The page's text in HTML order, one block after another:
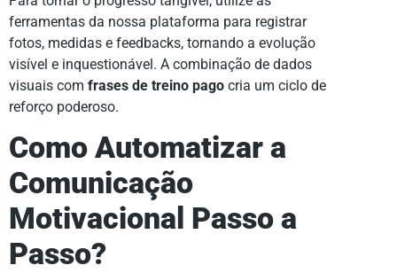
ferramentas da nossa plataforma para registrar
fotos, medidas e feedbacks, tornando a evolução
visível e inquestionável. A combinação de dados
visuais com frases de treino pago cria um ciclo de
reforço poderoso.
Como Automatizar a
Comunicação
Motivacional Passo a
Passo?